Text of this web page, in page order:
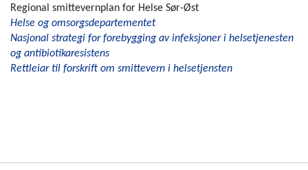
Regional smittevernplan for Helse Sør-Øst
Helse og omsorgsdepartementet
Nasjonal strategi for forebygging av infeksjoner i helsetjenesten
og antibiotikaresistens
Rettleiar til forskrift om smittevern i helsetjensten